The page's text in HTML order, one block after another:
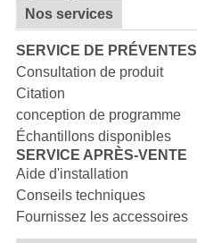
Nos services
SERVICE DE PRÉVENTES
Consultation de produit
Citation
conception de programme
Échantillons disponibles
SERVICE APRÈS-VENTE
Aide d'installation
Conseils techniques
Fournissez les accessoires